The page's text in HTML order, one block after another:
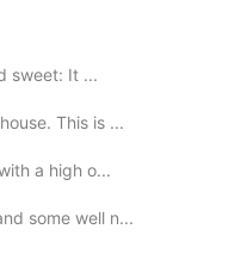
sweet: It ...
This is ...
a high o...
some well n...